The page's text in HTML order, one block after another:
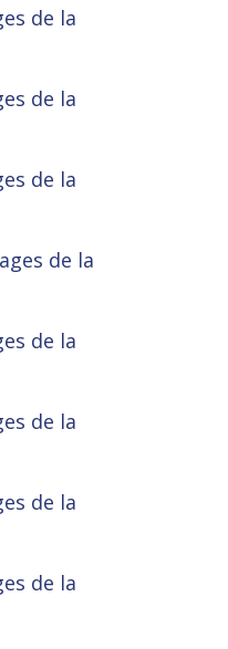
de la
de la
de la
de la
de la
de la
de la
de la